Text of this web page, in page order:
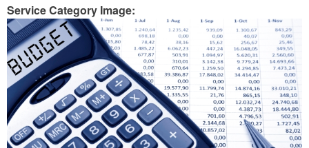
Service Category Image: